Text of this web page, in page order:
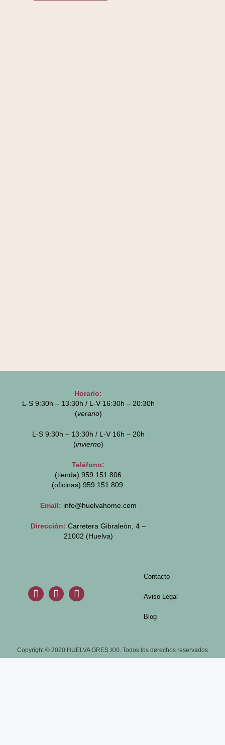
Horario:
L-S 9:30h – 13:30h / L-V 16:30h – 20:30h
(verano)
L-S 9:30h – 13:30h / L-V 16h – 20h
(invierno)
Teléfono:
(tienda) 959 151 806
(oficinas) 959 151 809
Email: info@huelvahome.com
Dirección: Carretera Gibraleón, 4 –
21002 (Huelva)
Contacto
Aviso Legal
Blog
Copyright © 2020 HUELVA GRES XXI. Todos los derechos reservados